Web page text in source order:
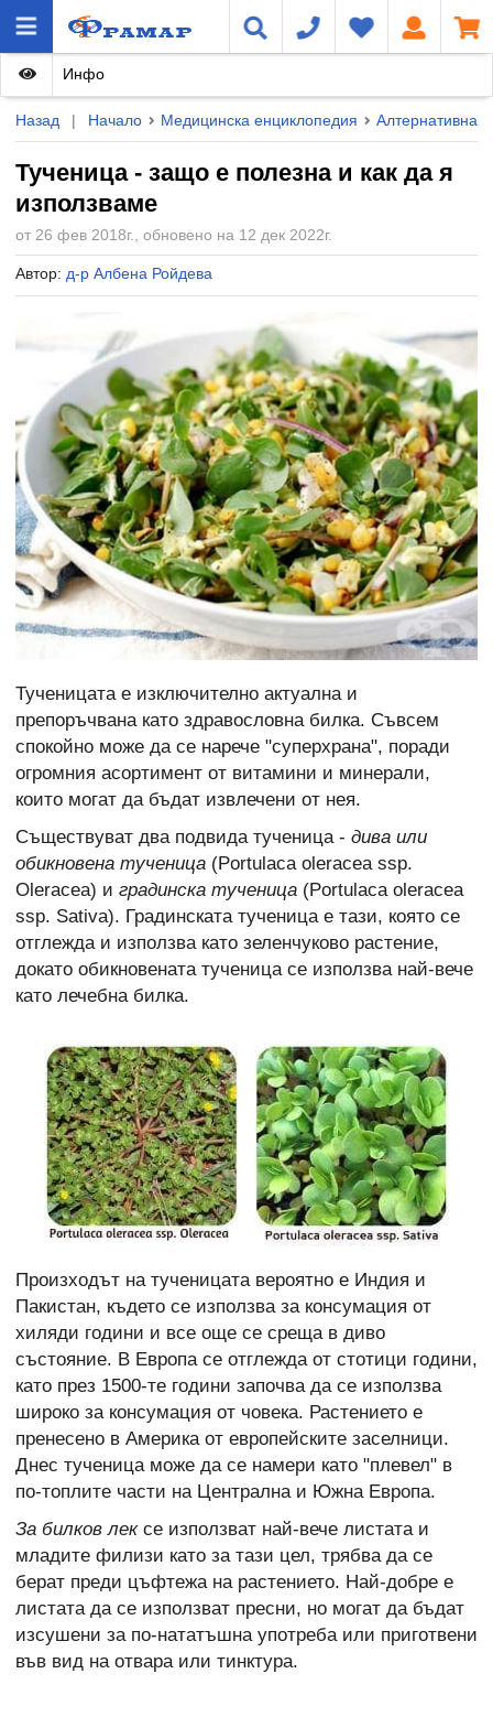
Назад | Начало Медицинска енциклопедия Алтернативна
Тученица - защо е полезна и как да я
използваме
от 26 фев 2018г., обновено на 12 дек 2022г.
Автор: д-р Албена Ройдева
Инфо
Тученицата е изключително актуална и
препоръчвана като здравословна билка. Съвсем
спокойно може да се нарече "суперхрана", поради
огромния асортимент от витамини и минерали,
които могат да бъдат извлечени от нея.
Съществуват два подвида тученица - дива или
обикновена тученица (Portulaca oleracea ssp.
Oleracea) и градинска тученица (Portulaca oleracea
ssp. Sativa). Градинската тученица е тази, която се
отглежда и използва като зеленчуково растение,
докато обикновената тученица се използва най-вече
като лечебна билка.
Произходът на тученицата вероятно е Индия и
Пакистан, където се използва за консумация от
хиляди години и все още се среща в диво
състояние. В Европа се отглежда от стотици години,
като през 1500-те години започва да се използва
широко за консумация от човека. Растението е
пренесено в Америка от европейските заселници.
Днес тученица може да се намери като "плевел" в
по-топлите части на Централна и Южна Европа.
За билков лексе използват най-вече листата и
младите филизи като за тази цел, трябва да се
берат преди цъфтежа на растението. Най-добре е
листата да се използват пресни, но могат да бъдат
изсушени за по-нататъшна употреба или приготвени
във вид на отвара или тинктура.